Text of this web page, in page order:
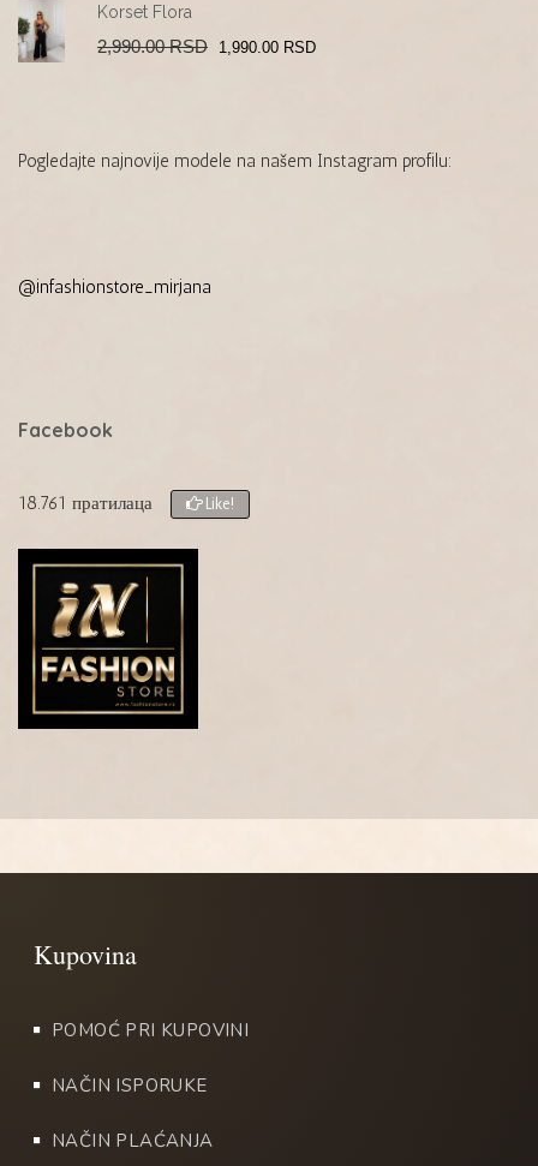
Korset Flora
2,990.00RSD Original
price
1,990.00 RSD
Pogledajte najnovije modele na našem Instagram profilu:
@infashionstore_mirjana
Facebook
18.761 пратилаца Like!
POMOĆ PRI KUPOVINI
NAČIN ISPORUKE
NAČIN PLAĆANJA